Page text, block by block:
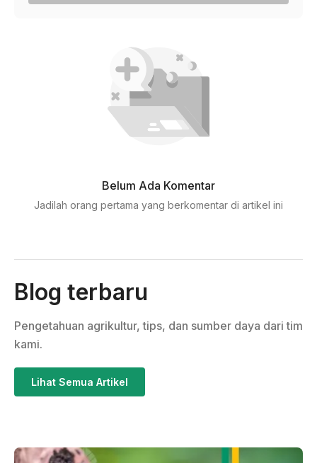
Belum Ada Komentar
Jadilah orang pertama yang berkomentar di artikel ini
Blog terbaru
Pengetahuan agrikultur, tips, dan sumber daya dari tim
kami.
Lihat Semua Artikel